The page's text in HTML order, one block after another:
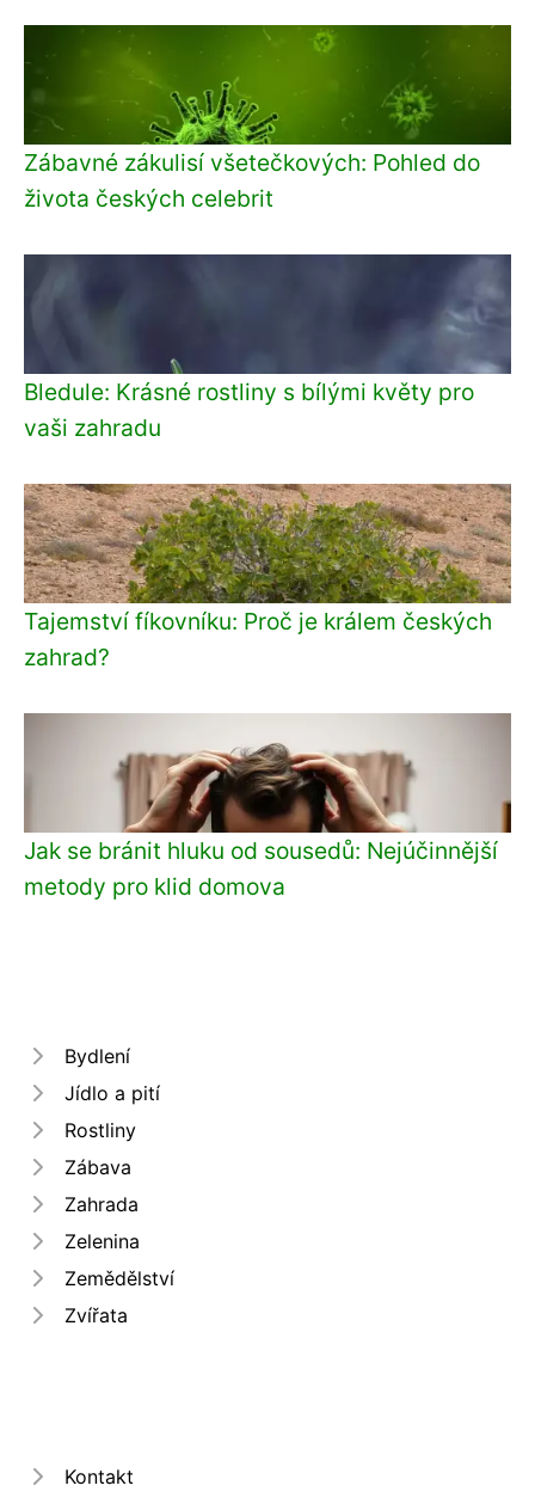
Zábavné zákulisí všetečkových: Pohled do
života českých celebrit
Bledule: Krásné rostliny s bílými květy pro
vaši zahradu
Tajemství fíkovníku: Proč je králem českých
zahrad?
Jak se bránit hluku od sousedů: Nejúčinnější
metody pro klid domova
Bydlení
Jídlo a pití
Rostliny
Zábava
Zahrada
Zelenina
Zemědělství
Zvířata
Kontakt